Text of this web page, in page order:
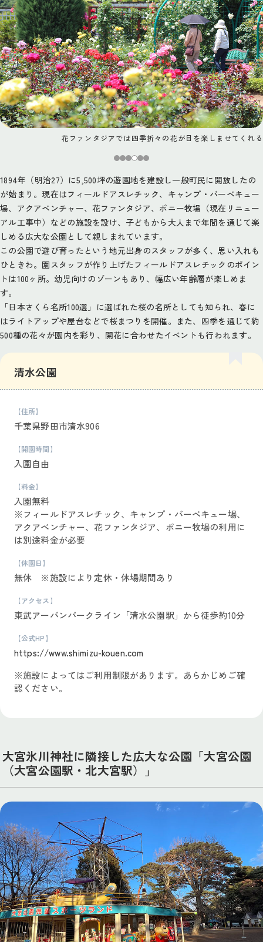
花ファンタジアでは四季折々の花が目を楽しませてくれる
1894年（明治27）に5,500坪の遊園地を建設し一般町民に開放したの
が始まり。現在はフィールドアスレチック、キャンプ・バーベキュー
場、アクアベンチャー、花ファンタジア、ポニー牧場（現在リニュー
アル工事中）などの施設を設け、子どもから大人まで年間を通じて楽
しめる広大な公園として親しまれています。
この公園で遊び育ったという地元出身のスタッフが多く、思い入れも
ひときわ。園スタッフが作り上げたフィールドアスレチックのポイン
トは100ヶ所。幼児向けのゾーンもあり、幅広い年齢層が楽しめま
す。
「日本さくら名所100選」に選ばれた桜の名所としても知られ、春に
はライトアップや屋台などで桜まつりを開催。また、四季を通じて約
500種の花々が園内を彩り、開花に合わせたイベントも行われます。
清水公園
【住所】
千葉県野田市清水906
【開園時間】
入園自由
【料金】
入園無料
※フィールドアスレチック、キャンプ・バーベキュー場、
アクアベンチャー、花ファンタジア、ポニー牧場の利用に
は別途料金が必要
【休園日】
無休 ※施設により定休・休場期間あり
【アクセス】
東武アーバンパークライン「清水公園駅」から徒歩約10分
【公式HP】
https://www.shimizu-kouen.com
※施設によってはご利用制限があります。あらかじめご確
認ください。
大宮氷川神社に隣接した広大な公園「大宮公園
（大宮公園駅・北大宮駅）」